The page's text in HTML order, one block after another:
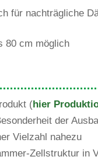
für nach­träg­liche
80 cm möglich
(hier
der
Viel­zahl nahezu
Zell­struktur in